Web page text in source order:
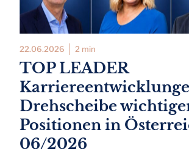
22.06.2026 2 min
TOP LEADER
Drehscheibe
Positionen in
06/2026